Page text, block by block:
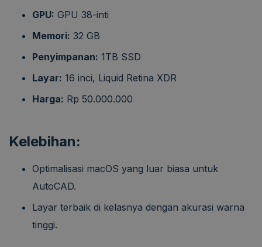
GPU: GPU 38-inti
Memori: 32 GB
Penyimpanan: 1TB SSD
Layar: 16 inci, Liquid Retina XDR
Harga: Rp 50.000.000
Kelebihan:
Optimalisasi macOS yang luar biasa untuk
AutoCAD.
Layar terbaik di kelasnya dengan akurasi warna
tinggi.